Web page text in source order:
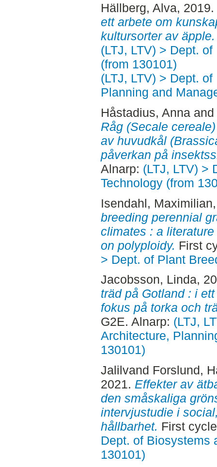
Hällberg, Alva, 2019.
ett arbete om
kultursorter av äpple.
(LTJ, LTV) > Dept.
(from 130101)
(LTJ, LTV) > Dept.
Planning and
Håstadius, Annaand
Råg (Secale
av huvudkål
påverkan på
Alnarp: (LTJ, LTV) >
Technology (from
Isendahl, Maximilian
breeding perennial
climates : a
on polyploidy. First
> Dept. of Plant
Jacobsson, Linda,
träd på Gotland : i
fokus på torka och
G2E. Alnarp: (LTJ,
Architecture,
130101)
Jalilvand Forslund,
2021. Effekter av
den småskaliga
intervjustudie i
hållbarhet. First
Dept. of Biosystems
130101)